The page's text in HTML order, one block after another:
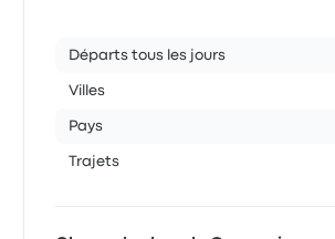
Départs tous les jours
Villes
Pays
Trajets